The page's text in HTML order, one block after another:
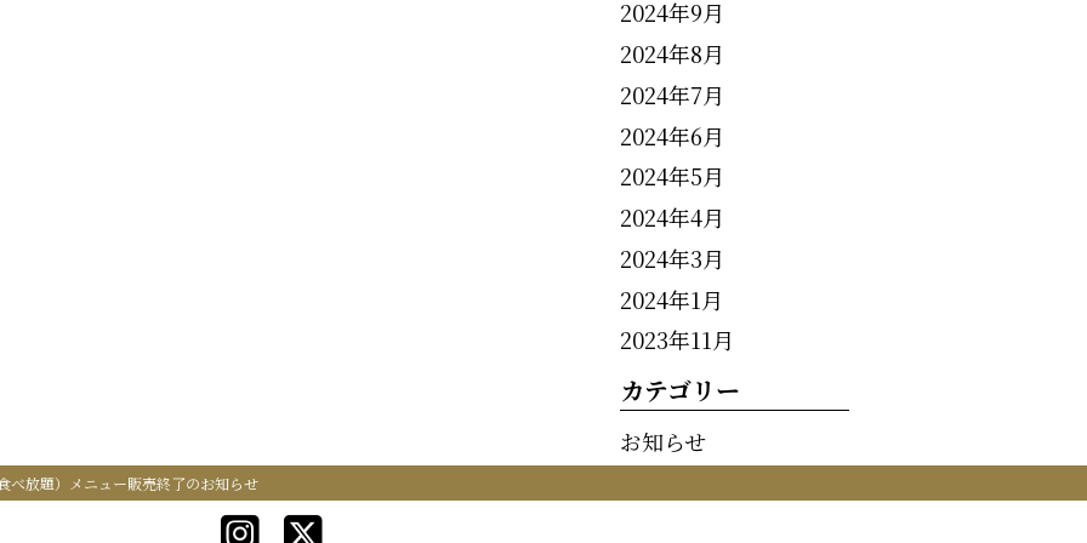
2024年9月
2024年8月
2024年7月
2024年6月
2024年5月
2024年4月
2024年3月
2024年1月
2023年11月
カテゴリー
お知らせ
べ放題）メニュー販売終了のお知らせ